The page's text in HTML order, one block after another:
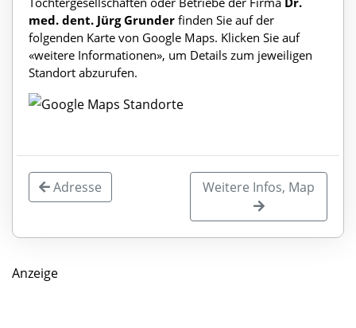
med. dent. Jürg Grunder finden Sie auf der
folgenden Karte von Google Maps. Klicken Sie auf
«weitere Informationen», um Details zum jeweiligen
Standort abzurufen.
Adresse Weitere Infos, Map
Anzeige